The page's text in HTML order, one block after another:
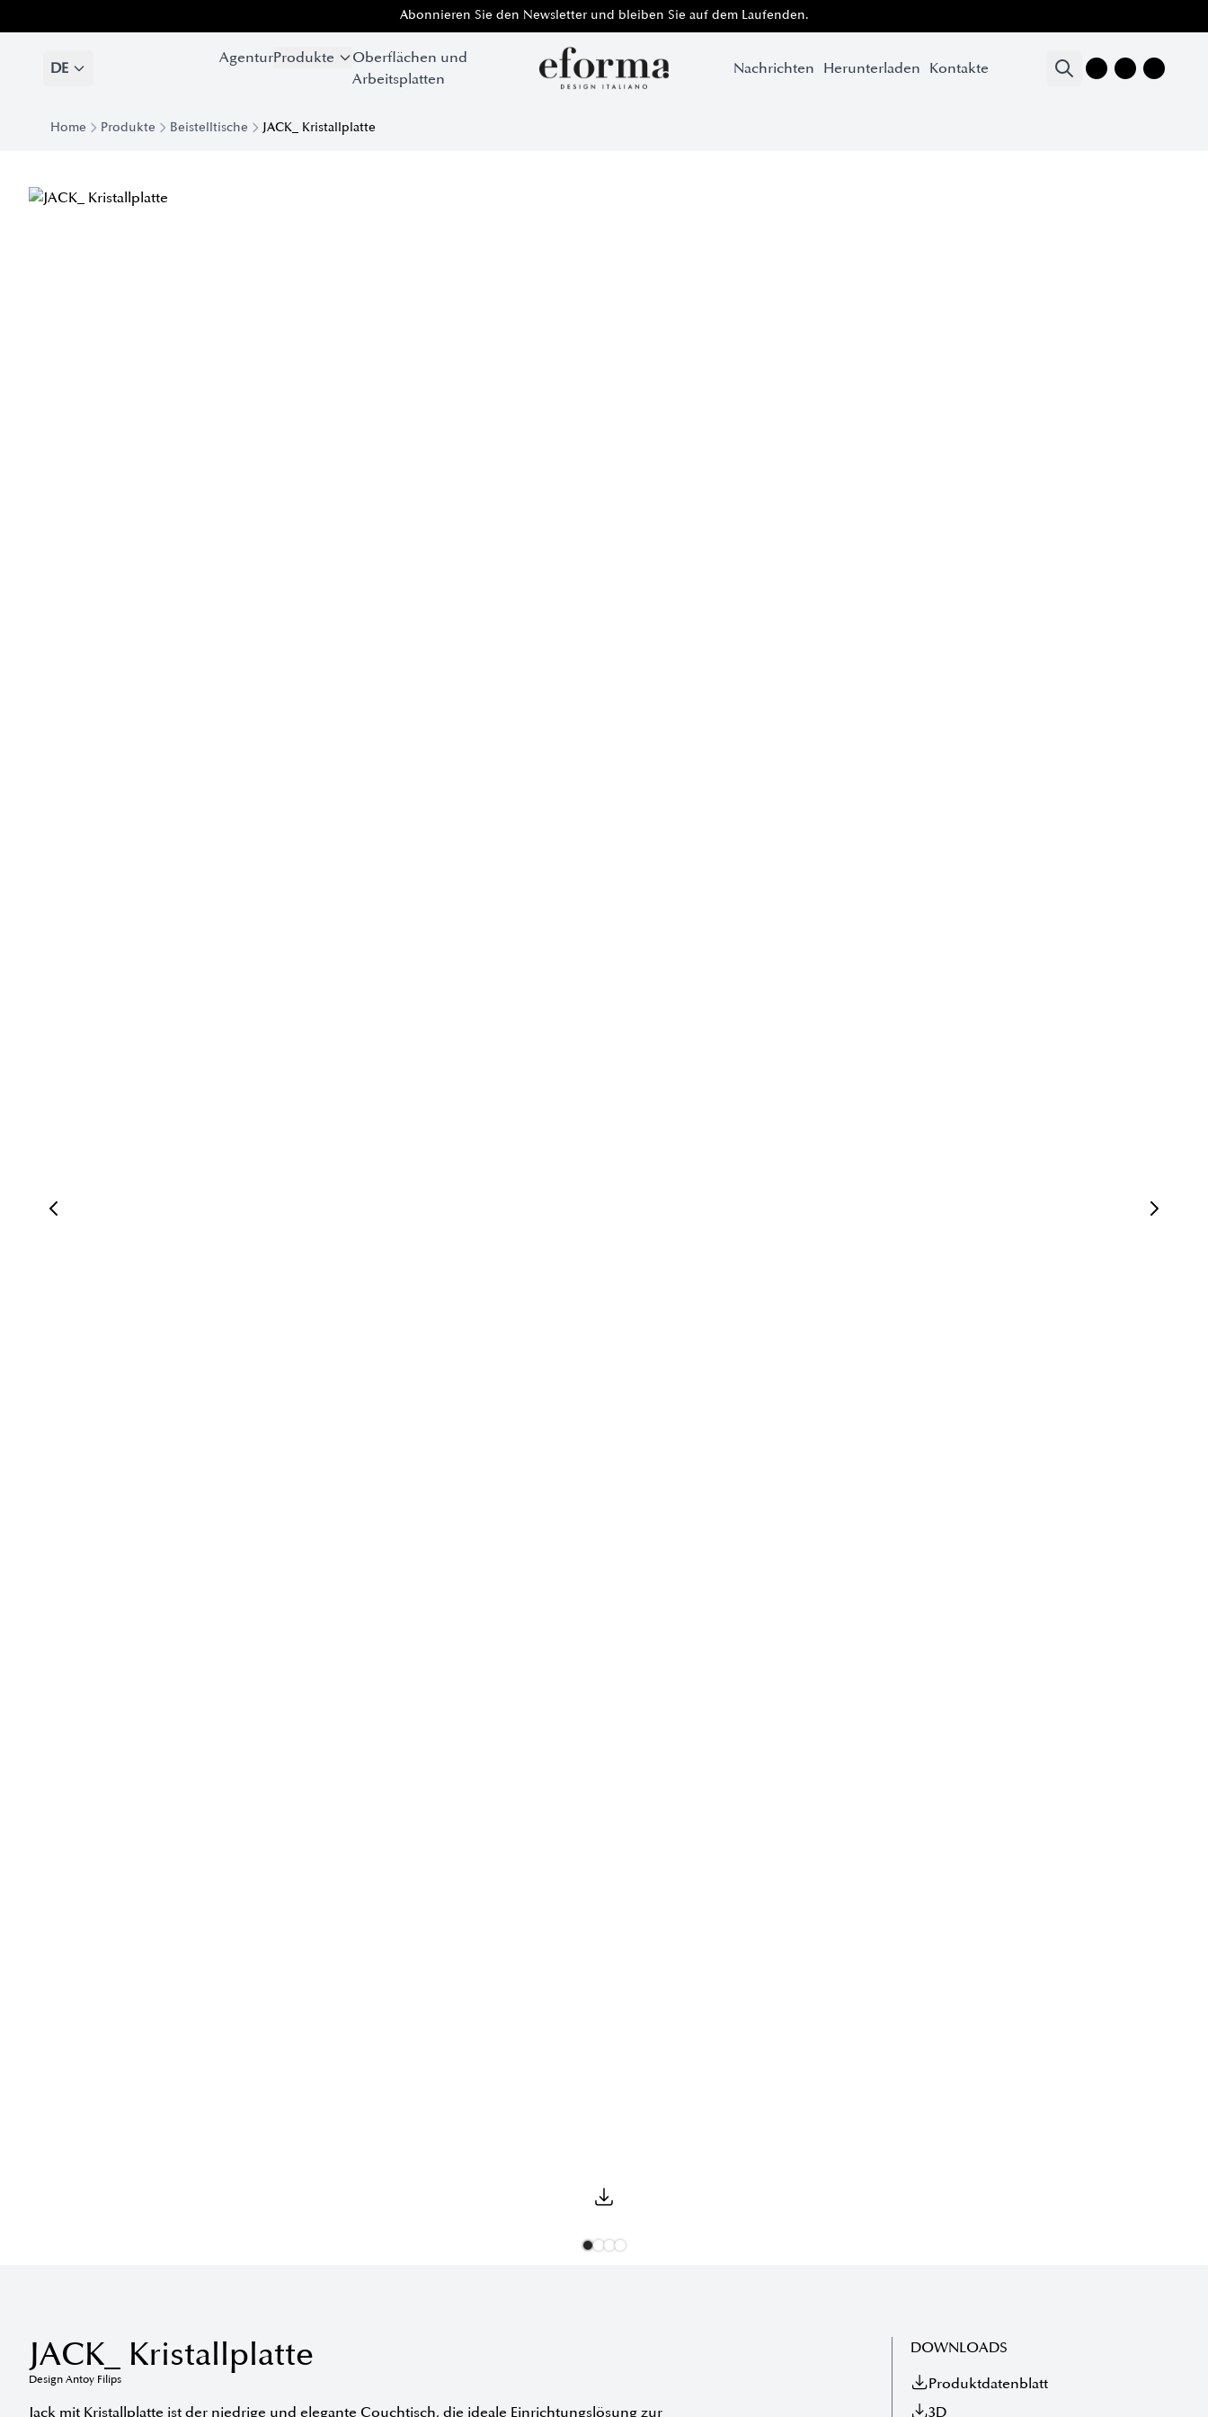
Abonnieren Sie den Newsletter und bleiben Sie auf dem Laufenden.
DE
AgenturProdukte
Oberflächen und
Arbeitsplatten
Nachrichten Herunterladen Kontakte
Home Produkte Beistelltische JACK_ Kristallplatte
JACK_ Kristallplatte
Design Antoy Filips
Jack mit Kristallplatte ist der niedrige und elegante Couchtisch, die ideale Einrichtungslösung zur
DOWNLOADS
Produktdatenblatt
3D